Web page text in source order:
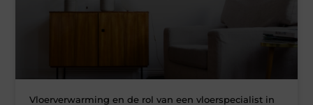
Vloerverwarming en de rol van een vloerspecialist in